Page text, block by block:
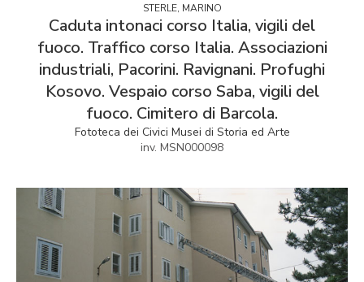
STERLE, MARINO
Caduta intonaci corso Italia, vigili del
fuoco. Traffico corso Italia. Associazioni
industriali, Pacorini. Ravignani. Profughi
Kosovo. Vespaio corso Saba, vigili del
fuoco. Cimitero di Barcola.
Fototeca dei Civici Musei di Storia ed Arte
inv. MSN000098